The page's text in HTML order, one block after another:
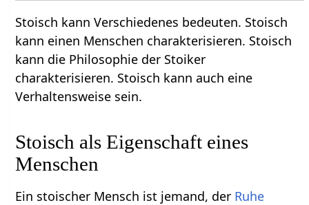
Stoisch kann Verschiedenes bedeuten. Stoisch
kann einen Menschen charakterisieren. Stoisch
kann die Philosophie der Stoiker
charakterisieren. Stoisch kann auch eine
Verhaltensweise sein.
Stoisch als Eigenschaft eines
Menschen
Ein stoischer Mensch ist jemand, der Ruhe